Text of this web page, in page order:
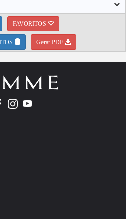
FAVORITOS
Gerar PDF